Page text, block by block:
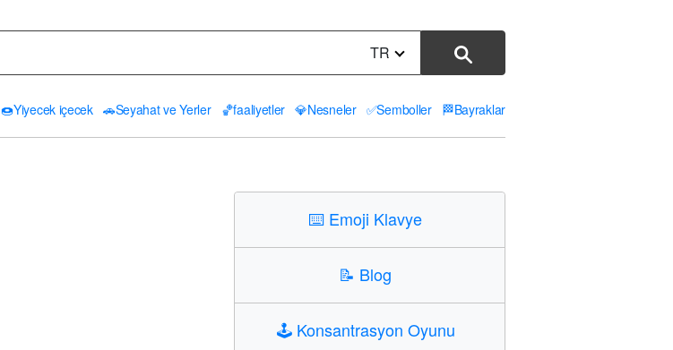
TR
🍩Yiyecek içecek 🚗Seyahat ve Yerler 🏀faaliyetler 💎Nesneler ✅Semboller 🏁Bayraklar
⌨️ Emoji Klavye
📝 Blog
🕹️ Konsantrasyon Oyunu